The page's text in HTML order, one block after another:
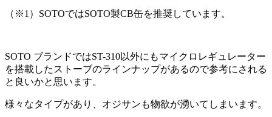
（※1）SOTOではSOTO製CB缶を推奨しています。
SOTO ブランドではST-310以外にもマイクロレギュレーター
を搭載したストーブのラインナップがあるので参考にされる
と良いかと思います。
様々なタイプがあり、オジサンも物欲が湧いてしまいます。